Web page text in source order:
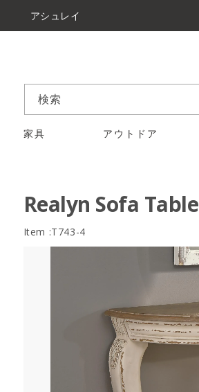
アシュレイ
検索
家具 アウトドア
Realyn Sofa Table
Item :T743-4